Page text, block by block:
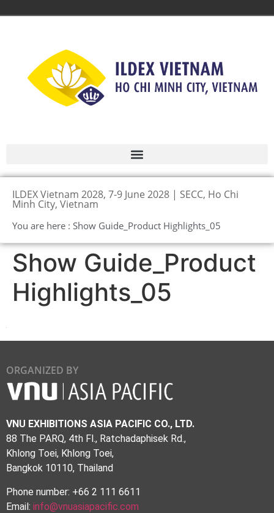
ILDEX Vietnam 2028, 7-9 June 2028 | SECC, Ho Chi
Minh City, Vietnam
You are here : Show Guide_Product Highlights_05
Show Guide_Product
Highlights_05
ORGANIZED BY
VNU EXHIBITIONS ASIA PACIFIC CO., LTD.
88 The PARQ, 4th Fl., Ratchadaphisek Rd.,
Khlong Toei, Khlong Toei,
Bangkok 10110, Thailand
Phone number: +66 2 111 6611
Email: info@vnuasiapacific.com